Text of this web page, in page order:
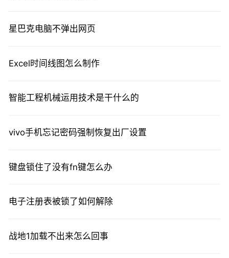
星巴克电脑不弹出网页
Excel时间线图怎么制作
智能工程机械运用技术是干什么的
vivo手机忘记密码强制恢复出厂设置
键盘锁住了没有fn键怎么办
电子注册表被锁了如何解除
战地1加载不出来怎么回事